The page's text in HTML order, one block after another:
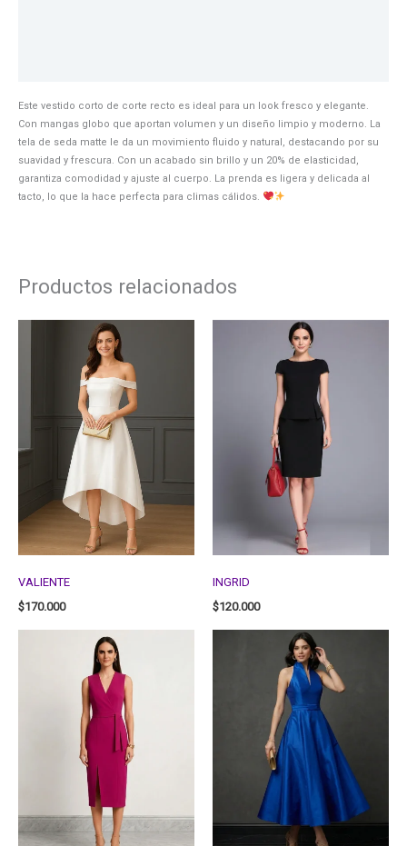
Este vestido corto de corte recto es ideal para un look fresco y elegante.
Con mangas globo que aportan volumen y un diseño limpio y moderno. La
tela de seda matte le da un movimiento fluido y natural, destacando por su
suavidad y frescura. Con un acabado sin brillo y un 20% de elasticidad,
garantiza comodidad y ajuste al cuerpo. La prenda es ligera y delicada al
tacto, lo que la hace perfecta para climas cálidos.
Productos relacionados
VALIENTE
$170.000
INGRID
$120.000